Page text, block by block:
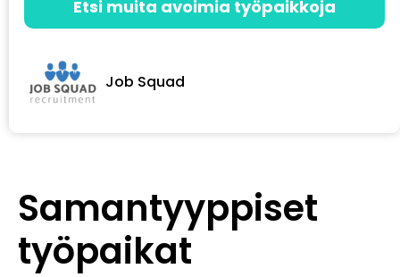
Etsi muita avoimia työpaikkoja
Job Squad
Samantyyppiset
työpaikat